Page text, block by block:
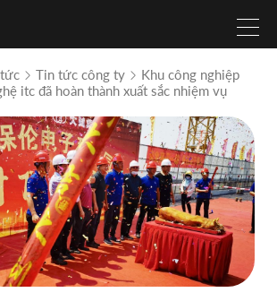
Tin tức công ty
Khu công nghiệp
itc đã hoàn thành xuất sắc nhiệm vụ